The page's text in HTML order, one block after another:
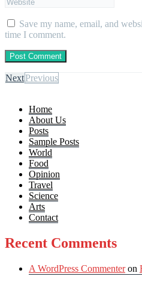
Save my name, email, and
time I comment.
NextPrevious
Home
About Us
Posts
Sample Posts
World
Food
Opinion
Travel
Science
Arts
Contact
Recent Comments
A WordPress Commenteron